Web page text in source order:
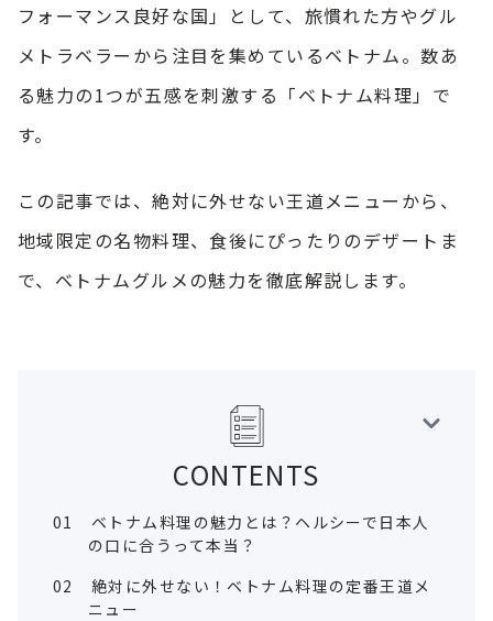
フォーマンス良好な国」として、旅慣れた方やグル
メトラベラーから注目を集めているベトナム。数あ
る魅力の1つが五感を刺激する「ベトナム料理」で
す。
この記事では、絶対に外せない王道メニューから、
地域限定の名物料理、食後にぴったりのデザートま
で、ベトナムグルメの魅力を徹底解説します。
CONTENTS
01
ベトナム料理の魅力とは？ヘルシーで日本人
の口に合うって本当？
02
絶対に外せない！ベトナム料理の定番王道メ
ニュー